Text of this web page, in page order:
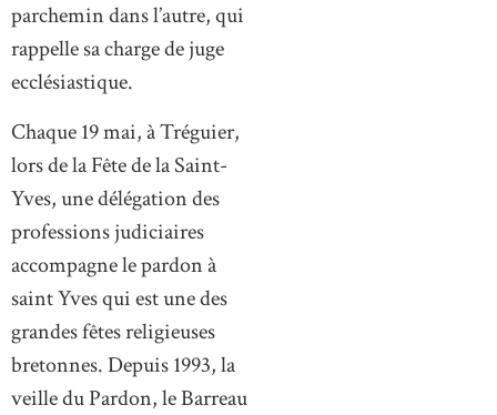
parchemin dans l’autre, qui
rappelle sa charge de juge
ecclésiastique.
Chaque 19 mai, à Tréguier,
lors de la Fête de la Saint-
Yves, une délégation des
professions judiciaires
accompagne le pardon à
saint Yves qui est une des
grandes fêtes religieuses
bretonnes. Depuis 1993, la
veille du Pardon, le Barreau